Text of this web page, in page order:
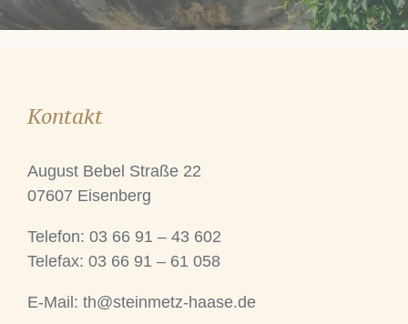
Kontakt
August Bebel Straße 22
07607 Eisenberg
Telefon: 03 66 91 – 43 602
Telefax: 03 66 91 – 61 058
E-Mail: th@steinmetz-haase.de